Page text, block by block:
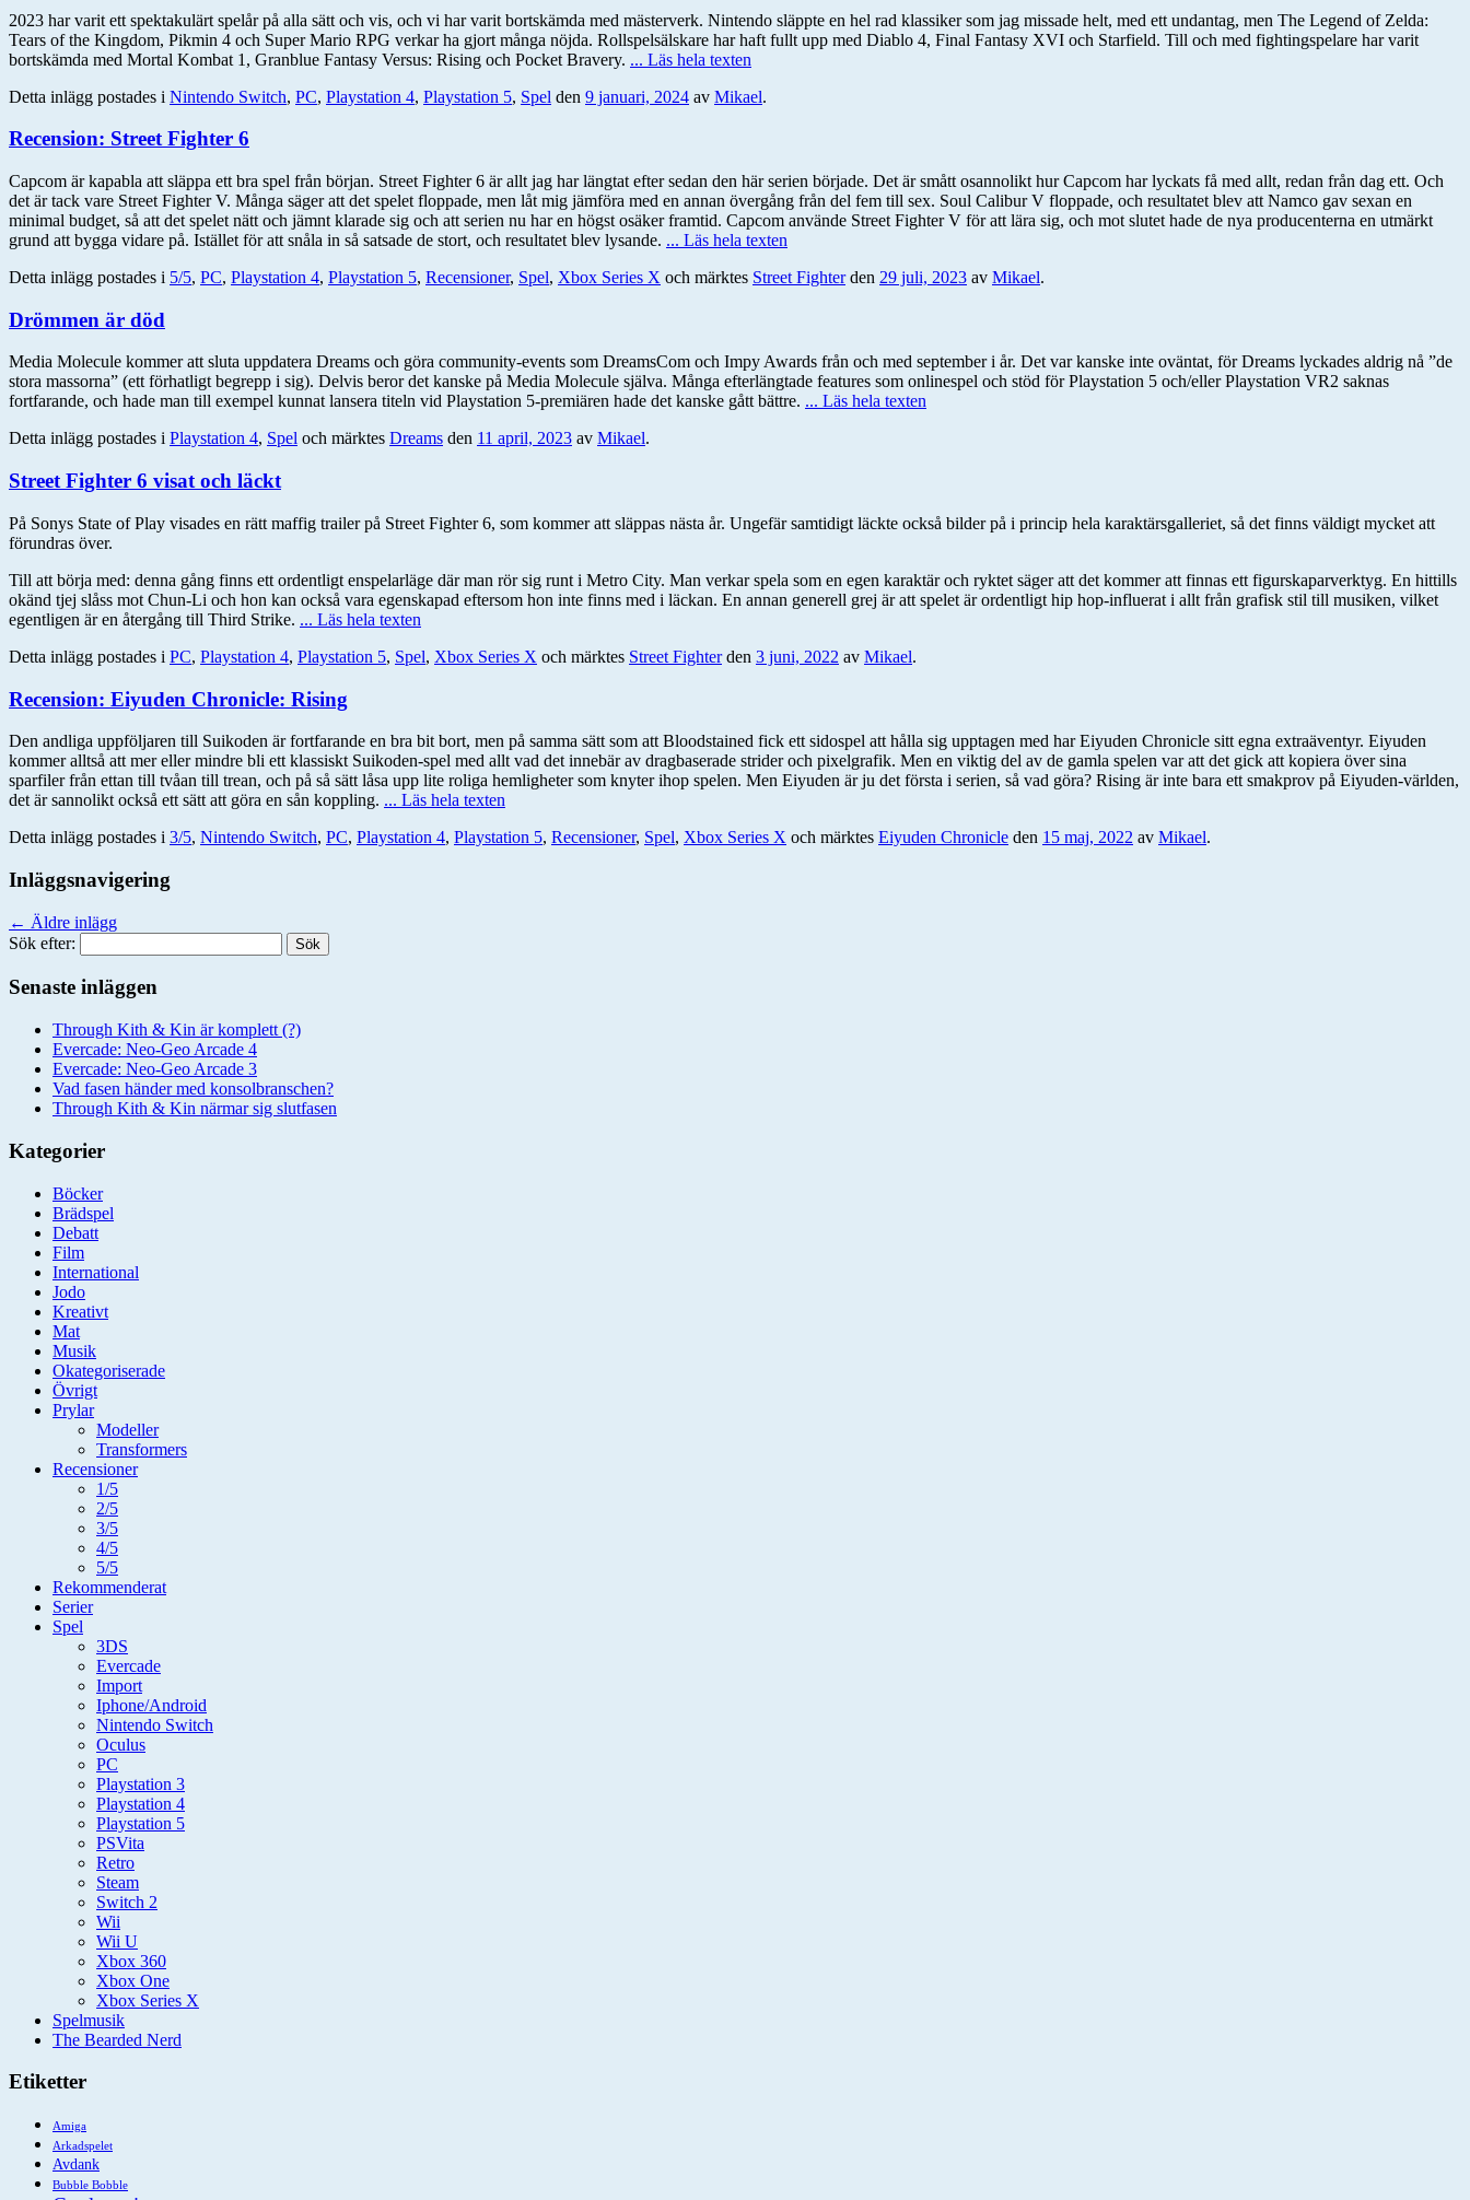
2023 har varit ett spektakulärt spelår på alla sätt och vis, och vi har varit bortskämda med mästerverk. Nintendo släppte en hel rad klassiker som jag missade helt, med ett undantag, men The Legend of Zelda:
Tears of the Kingdom, Pikmin 4 och Super Mario RPG verkar ha gjort många nöjda. Rollspelsälskare har haft fullt upp med Diablo 4, Final Fantasy XVI och Starfield. Till och med fightingspelare har varit
bortskämda med Mortal Kombat 1, Granblue Fantasy Versus: Rising och Pocket Bravery. ... Läs hela texten
Detta inlägg postades i Nintendo Switch, PC, Playstation 4, Playstation 5, Spel den 9 januari, 2024 av Mikael.
Recension: Street Fighter 6
Capcom är kapabla att släppa ett bra spel från början. Street Fighter 6 är allt jag har längtat efter sedan den här serien började. Det är smått osannolikt hur Capcom har lyckats få med allt, redan från dag ett. Och
det är tack vare Street Fighter V. Många säger att det spelet floppade, men låt mig jämföra med en annan övergång från del fem till sex. Soul Calibur V floppade, och resultatet blev att Namco gav sexan en
minimal budget, så att det spelet nätt och jämnt klarade sig och att serien nu har en högst osäker framtid. Capcom använde Street Fighter V för att lära sig, och mot slutet hade de nya producenterna en utmärkt
grund att bygga vidare på. Istället för att snåla in så satsade de stort, och resultatet blev lysande. ... Läs hela texten
Detta inlägg postades i 5/5, PC, Playstation 4, Playstation 5, Recensioner, Spel, Xbox Series X och märktes Street Fighterden 29 juli, 2023 av Mikael.
Drömmen är död
Media Molecule kommer att sluta uppdatera Dreams och göra community-events som DreamsCom och Impy Awards från och med september i år. Det var kanske inte oväntat, för Dreams lyckades aldrig nå ”de
stora massorna” (ett förhatligt begrepp i sig). Delvis beror det kanske på Media Molecule själva. Många efterlängtade features som onlinespel och stöd för Playstation 5 och/eller Playstation VR2 saknas
fortfarande, och hade man till exempel kunnat lansera titeln vid Playstation 5-premiären hade det kanske gått bättre. ... Läs hela texten
Detta inlägg postades i Playstation 4, Spel och märktes Dreams den 11 april, 2023 av Mikael.
Street Fighter 6 visat och läckt
På Sonys State of Play visades en rätt maffig trailer på Street Fighter 6, som kommer att släppas nästa år. Ungefär samtidigt läckte också bilder på i princip hela karaktärsgalleriet, så det finns väldigt mycket att
förundras över.
Till att börja med: denna gång finns ett ordentligt enspelarläge där man rör sig runt i Metro City. Man verkar spela som en egen karaktär och ryktet säger att det kommer att finnas ett figurskaparverktyg. En hittills
okänd tjej slåss mot Chun-Li och hon kan också vara egenskapad eftersom hon inte finns med i läckan. En annan generell grej är att spelet är ordentligt hip hop-influerat i allt från grafisk stil till musiken, vilket
egentligen är en återgång till Third Strike. ... Läs hela texten
Detta inlägg postades i PC, Playstation 4, Playstation 5, Spel, Xbox Series X och märktes Street Fighterden 3 juni, 2022 av Mikael.
Recension: Eiyuden Chronicle: Rising
Den andliga uppföljaren till Suikoden är fortfarande en bra bit bort, men på samma sätt som att Bloodstained fick ett sidospel att hålla sig upptagen med har Eiyuden Chronicle sitt egna extraäventyr. Eiyuden
kommer alltså att mer eller mindre bli ett klassiskt Suikoden-spel med allt vad det innebär av dragbaserade strider och pixelgrafik. Men en viktig del av de gamla spelen var att det gick att kopiera över sina
sparfiler från ettan till tvåan till trean, och på så sätt låsa upp lite roliga hemligheter som knyter ihop spelen. Men Eiyuden är ju det första i serien, så vad göra? Rising är inte bara ett smakprov på Eiyuden-världen,
det är sannolikt också ett sätt att göra en sån koppling. ... Läs hela texten
Detta inlägg postades i 3/5, Nintendo Switch, PC, Playstation 4, Playstation 5, Recensioner, Spel, Xbox Series X och märktes Eiyuden Chronicle den 15 maj, 2022 av Mikael.
Inläggsnavigering
← Äldre inlägg
Sök efter:
Senaste inläggen
Through Kith & Kin är komplett (?)
Evercade: Neo-Geo Arcade 4
Evercade: Neo-Geo Arcade 3
Vad fasen händer med konsolbranschen?
Through Kith & Kin närmar sig slutfasen
Kategorier
Böcker
Brädspel
Debatt
Film
International
Jodo
Kreativt
Mat
Musik
Okategoriserade
Övrigt
Prylar
Modeller
Transformers
Recensioner
1/5
2/5
3/5
4/5
5/5
Rekommenderat
Serier
Spel
3DS
Evercade
Import
Iphone/Android
Nintendo Switch
Oculus
PC
Playstation 3
Playstation 4
Playstation 5
PSVita
Retro
Steam
Switch 2
Wii
Wii U
Xbox 360
Xbox One
Xbox Series X
Spelmusik
The Bearded Nerd
Etiketter
Amiga
Arkadspelet
Avdank
Bubble Bobble